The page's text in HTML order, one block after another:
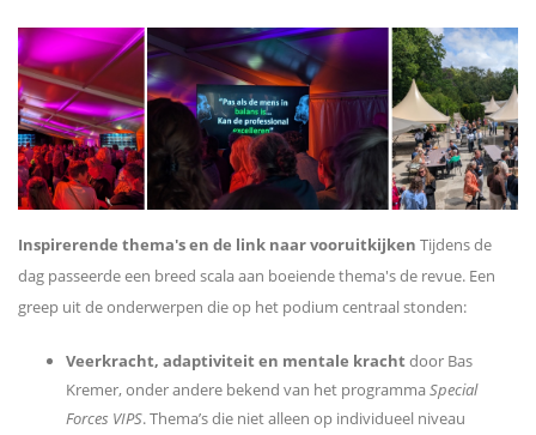
Inspirerende thema's en de link naar vooruitkijken Tijdens de
dag passeerde een breed scala aan boeiende thema's de revue. Een
greep uit de onderwerpen die op het podium centraal stonden:
Veerkracht, adaptiviteit en mentale kracht door Bas
Kremer, onder andere bekend van het programmaSpecial
Forces VIPS. Thema’s die niet alleen op individueel niveau